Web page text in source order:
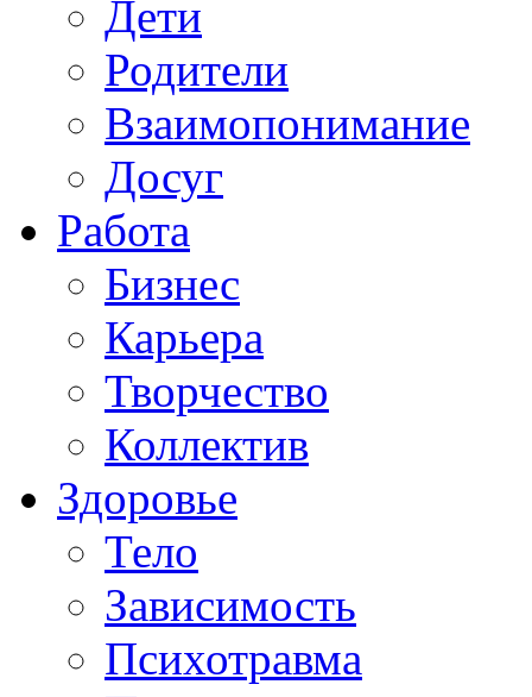
Дети
Родители
Взаимопонимание
Досуг
Работа
Бизнес
Карьера
Творчество
Коллектив
Здоровье
Тело
Зависимость
Психотравма